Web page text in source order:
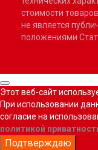
стоимости
не является
положениями
Этот веб-сайт
При использовании
согласие на
политикой
Подтверждаю